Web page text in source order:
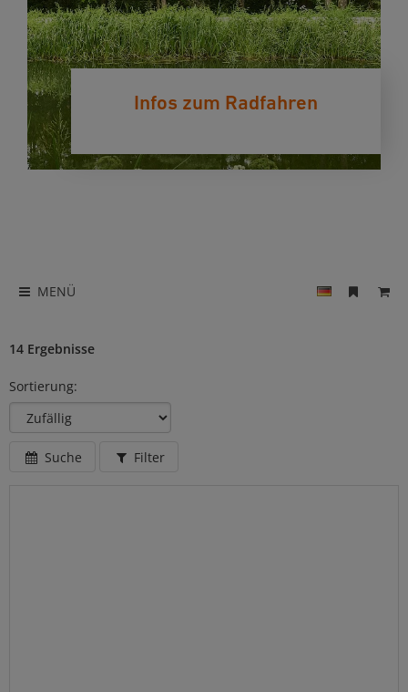
Infos zum Radfahren
MENÜ
14 Ergebnisse
Sortierung:
Suche Filter